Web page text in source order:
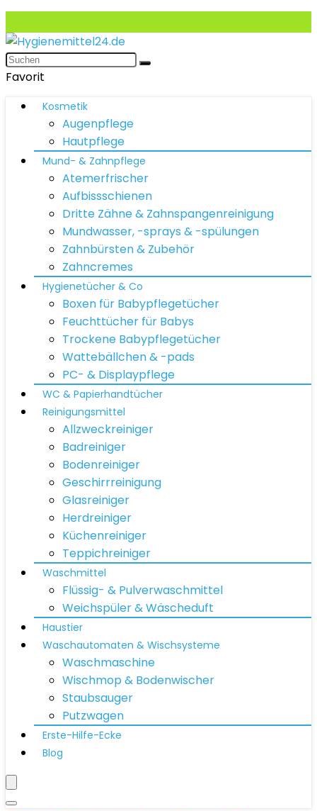
Favorit
Kosmetik
Augenpflege
Hautpflege
Mund- & Zahnpflege
Atemerfrischer
Aufbissschienen
Dritte Zähne & Zahnspangenreinigung
Mundwasser, -sprays & -spülungen
Zahnbürsten & Zubehör
Zahncremes
Hygienetücher & Co
Boxen für Babypflegetücher
Feuchttücher für Babys
Trockene Babypflegetücher
Wattebällchen & -pads
PC- & Displaypflege
WC & Papierhandtücher
Reinigungsmittel
Allzweckreiniger
Badreiniger
Bodenreiniger
Geschirrreinigung
Glasreiniger
Herdreiniger
Küchenreiniger
Teppichreiniger
Waschmittel
Flüssig- & Pulverwaschmittel
Weichspüler & Wäscheduft
Haustier
Waschautomaten & Wischsysteme
Waschmaschine
Wischmop & Bodenwischer
Staubsauger
Putzwagen
Erste-Hilfe-Ecke
Blog